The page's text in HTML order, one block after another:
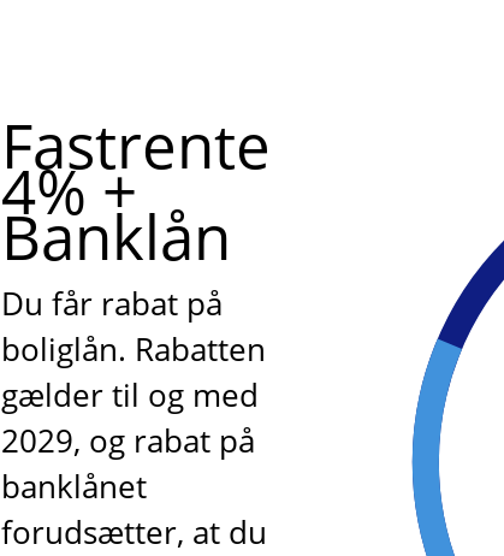
Fastrente
4% +
Banklån
Du får rabat på
boliglån. Rabatten
gælder til og med
2029, og rabat på
banklånet
forudsætter, at du